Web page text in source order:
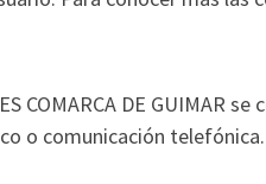
COMARCA DE GUIMAR se
o comunicación